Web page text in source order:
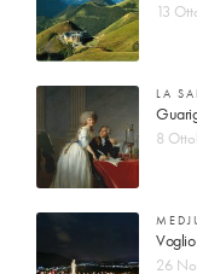
13
LA
8
26